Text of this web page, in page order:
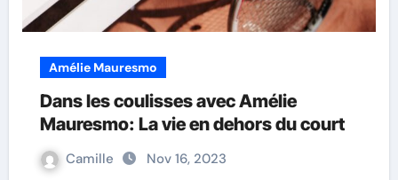
Amélie Mauresmo
Dans les coulisses avec Amélie
Mauresmo: La vie en dehors du court
Camille Nov 16, 2023